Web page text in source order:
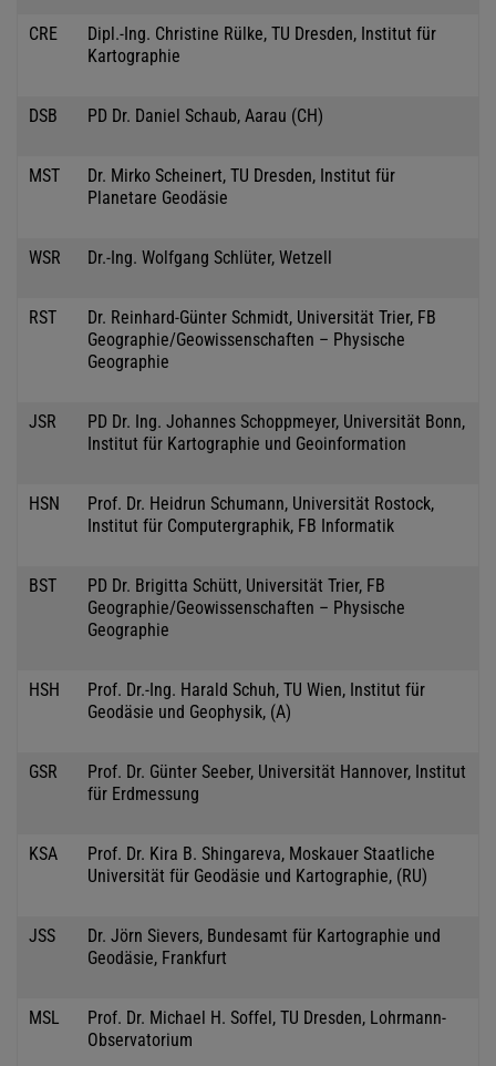
CRE
Dipl.-Ing. Christine Rülke, TU Dresden, Institut für
Kartographie
DSB PD Dr. Daniel Schaub, Aarau (CH)
MST
Dr. Mirko Scheinert, TU Dresden, Institut für
Planetare Geodäsie
WSR Dr.-Ing. Wolfgang Schlüter, Wetzell
RST
Dr. Reinhard-Günter Schmidt, Universität Trier, FB
Geographie/Geowissenschaften – Physische
Geographie
JSR
PD Dr. Ing. Johannes Schoppmeyer, Universität Bonn,
Institut für Kartographie und Geoinformation
HSN
Prof. Dr. Heidrun Schumann, Universität Rostock,
Institut für Computergraphik, FB Informatik
BST
PD Dr. Brigitta Schütt, Universität Trier, FB
Geographie/Geowissenschaften – Physische
Geographie
HSH
Prof. Dr.-Ing. Harald Schuh, TU Wien, Institut für
Geodäsie und Geophysik, (A)
GSR
Prof. Dr. Günter Seeber, Universität Hannover, Institut
für Erdmessung
KSA
Prof. Dr. Kira B. Shingareva, Moskauer Staatliche
Universität für Geodäsie und Kartographie, (RU)
JSS
Dr. Jörn Sievers, Bundesamt für Kartographie und
Geodäsie, Frankfurt
MSL
Prof. Dr. Michael H. Soffel, TU Dresden, Lohrmann-
Observatorium